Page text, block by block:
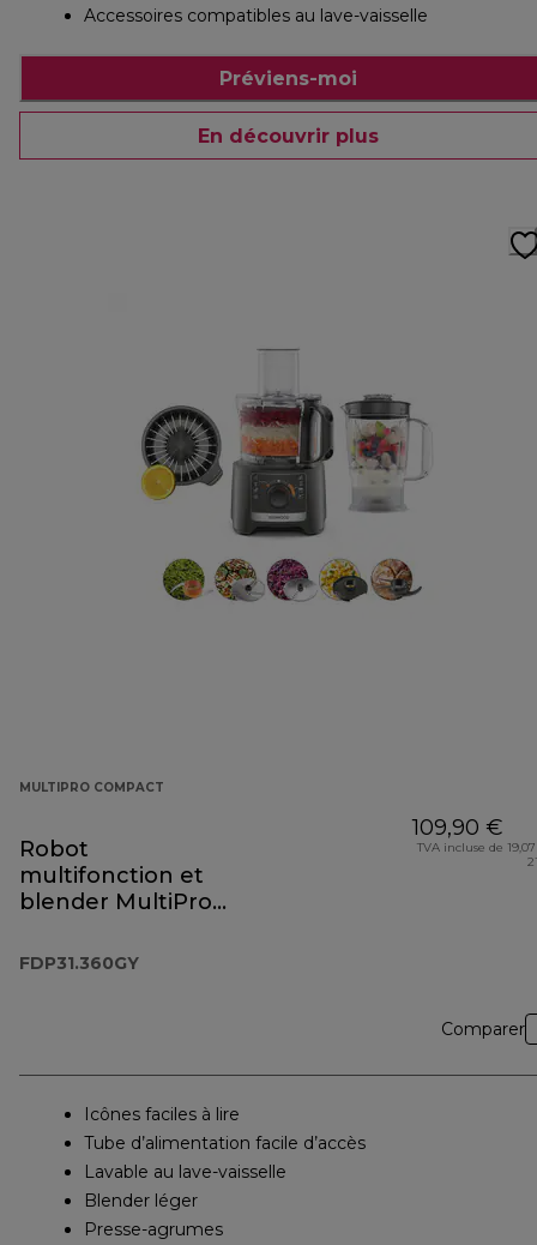
Accessoires compatibles au lave-vaisselle
Préviens-moi
En découvrir plus
MULTIPRO COMPACT
Robot
multifonction et
blender MultiPro
FDP31.360GY
FDP31.360GY
109,90 €
TVA incluse de
Comparer
Icônes faciles à lire
Tube d’alimentation facile d’accès
Lavable au lave-vaisselle
Blender léger
Presse-agrumes